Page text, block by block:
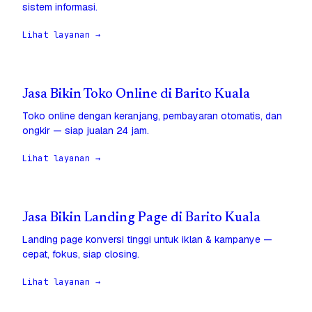
sistem informasi.
Lihat layanan →
Jasa Bikin Toko Online di Barito Kuala
Toko online dengan keranjang, pembayaran otomatis, dan
ongkir — siap jualan 24 jam.
Lihat layanan →
Jasa Bikin Landing Page di Barito Kuala
Landing page konversi tinggi untuk iklan & kampanye —
cepat, fokus, siap closing.
Lihat layanan →